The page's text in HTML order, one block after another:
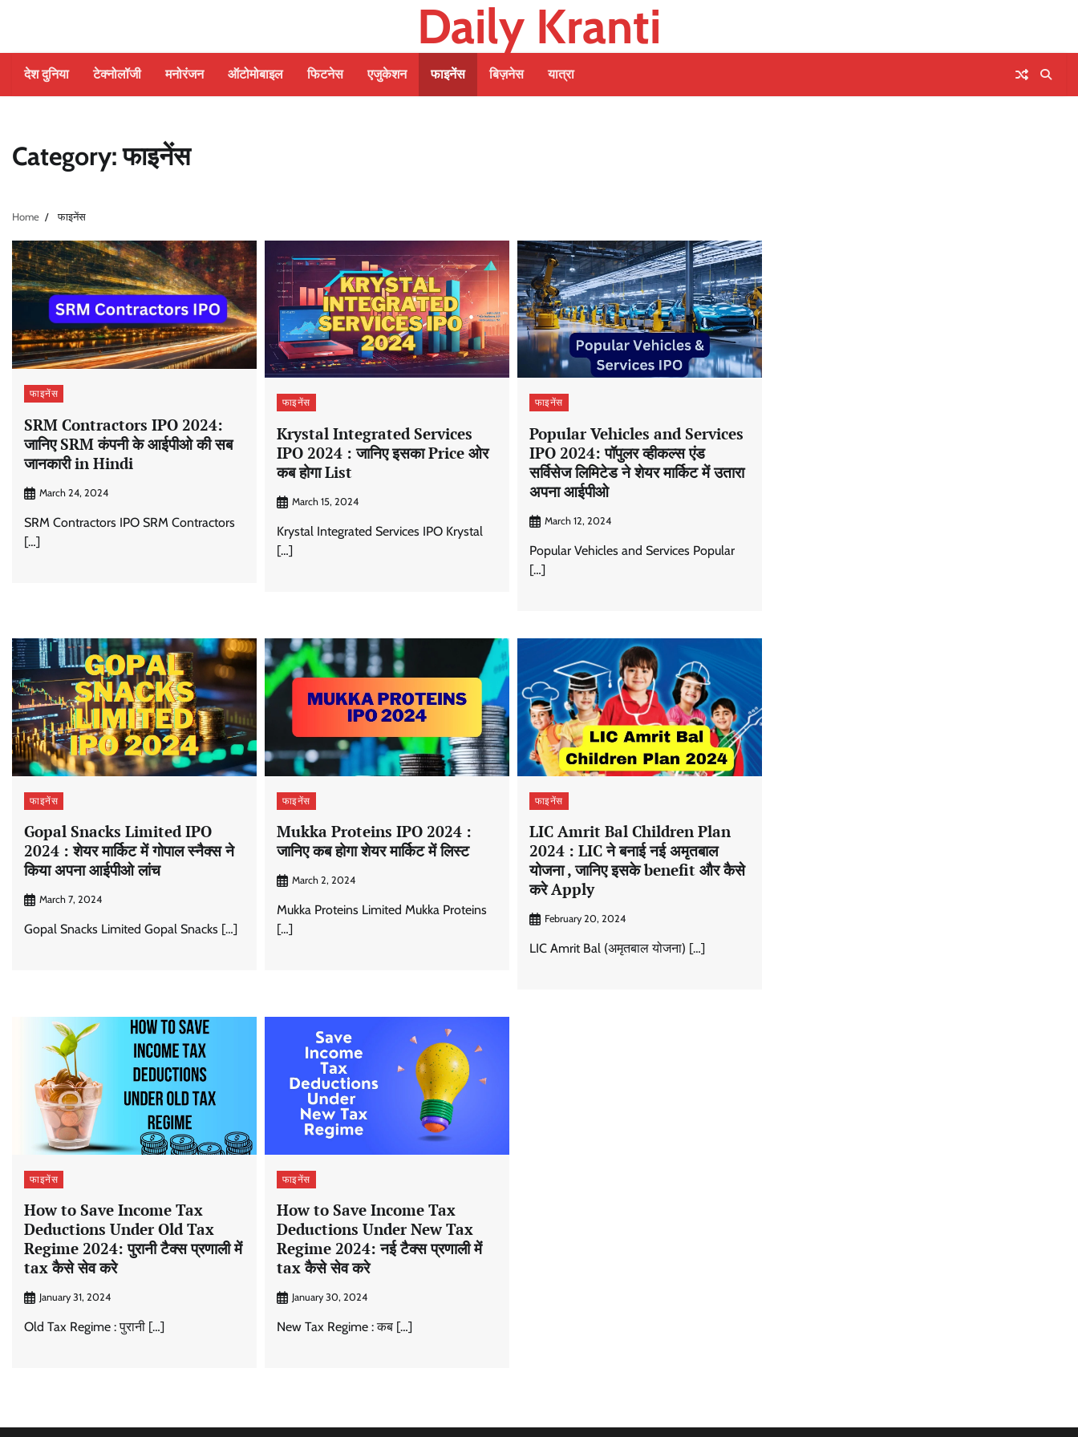
Daily Kranti
देश दुनिया टेक्नोलॉजी मनोरंजन ऑटोमोबाइल फिटनेस एजुकेशन फाइनेंस बिज़नेस यात्रा
Category:फाइनेंस
Home फाइनेंस
फाइनेंस
SRM Contractors IPO 2024:
जानिए SRM कंपनी के आईपीओ की सब
जानकारी in Hindi
March 24, 2024
SRM Contractors IPO SRM Contractors
[…]
फाइनेंस
Krystal Integrated Services
IPO 2024 : जानिए इसका Price ओर
कब होगा List
March 15, 2024
Krystal Integrated Services IPO Krystal
[…]
फाइनेंस
Popular Vehicles and Services
IPO 2024: पॉपुलर व्हीकल्स एंड
सर्विसेज लिमिटेड ने शेयर मार्किट में उतारा
अपना आईपीओ
March 12, 2024
Popular Vehicles and Services Popular
[…]
फाइनेंस
Gopal Snacks Limited IPO
2024 : शेयर मार्किट में गोपाल स्नैक्स ने
किया अपना आईपीओ लांच
March 7, 2024
Gopal Snacks Limited Gopal Snacks […]
फाइनेंस
Mukka Proteins IPO 2024 :
जानिए कब होगा शेयर मार्किट में लिस्ट
March 2, 2024
Mukka Proteins Limited Mukka Proteins
[…]
फाइनेंस
LIC Amrit Bal Children Plan
2024 : LIC ने बनाई नई अमृतबाल
योजना , जानिए इसके benefit और कैसे
करे Apply
February 20, 2024
LIC Amrit Bal (अमृतबाल योजना) […]
फाइनेंस
How to Save Income Tax
Deductions Under Old Tax
Regime 2024: पुरानी टैक्स प्रणाली में
tax कैसे सेव करे
January 31, 2024
Old Tax Regime : पुरानी […]
फाइनेंस
How to Save Income Tax
Deductions Under New Tax
Regime 2024: नई टैक्स प्रणाली में
tax कैसे सेव करे
January 30, 2024
New Tax Regime : कब […]